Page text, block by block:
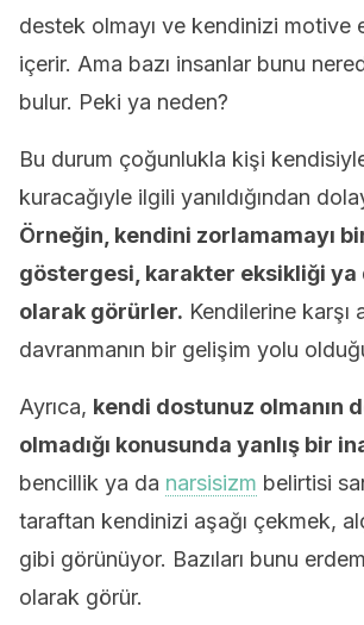
destek olmayı ve kendinizi motive
içerir. Ama bazı insanlar bunu
bulur. Peki ya neden?
Bu durum çoğunlukla kişi
kuracağıyle ilgili yanıldığından
Örneğin, kendini zorlamamayı
göstergesi, karakter eksikliği ya
olarak görürler. Kendilerine karşı
davranmanın bir gelişim yolu
Ayrıca, kendi dostunuz olmanın
olmadığı konusunda yanlış bir
bencillik ya da narsisizm belirtisi
taraftan kendinizi aşağı çekmek,
gibi görünüyor. Bazıları bunu
olarak görür.